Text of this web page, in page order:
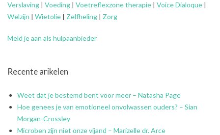
Verslaving | Voeding | Voetreflexzone therapie | Voice Dialoque |
Welzijn | Wietolie | Zelfheling | Zorg
Meld je aan als hulpaanbieder
Recente arikelen
Weet dat je bestemd bent voor meer – Natasha Page
Hoe genees je van emotioneel onvolwassen ouders? – Sian
Morgan-Crossley
Microben zijn niet onze vijand – Marizelle dr. Arce